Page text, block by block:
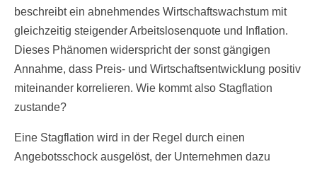
beschreibt ein abnehmendes Wirtschaftswachstum mit
gleichzeitig steigender Arbeitslosenquote und Inflation.
Dieses Phänomen widerspricht der sonst gängigen
Annahme, dass Preis- und Wirtschaftsentwicklung positiv
miteinander korrelieren. Wie kommt also Stagflation
zustande?
Eine Stagflation wird in der Regel durch einen
Angebotsschock ausgelöst, der Unternehmen dazu